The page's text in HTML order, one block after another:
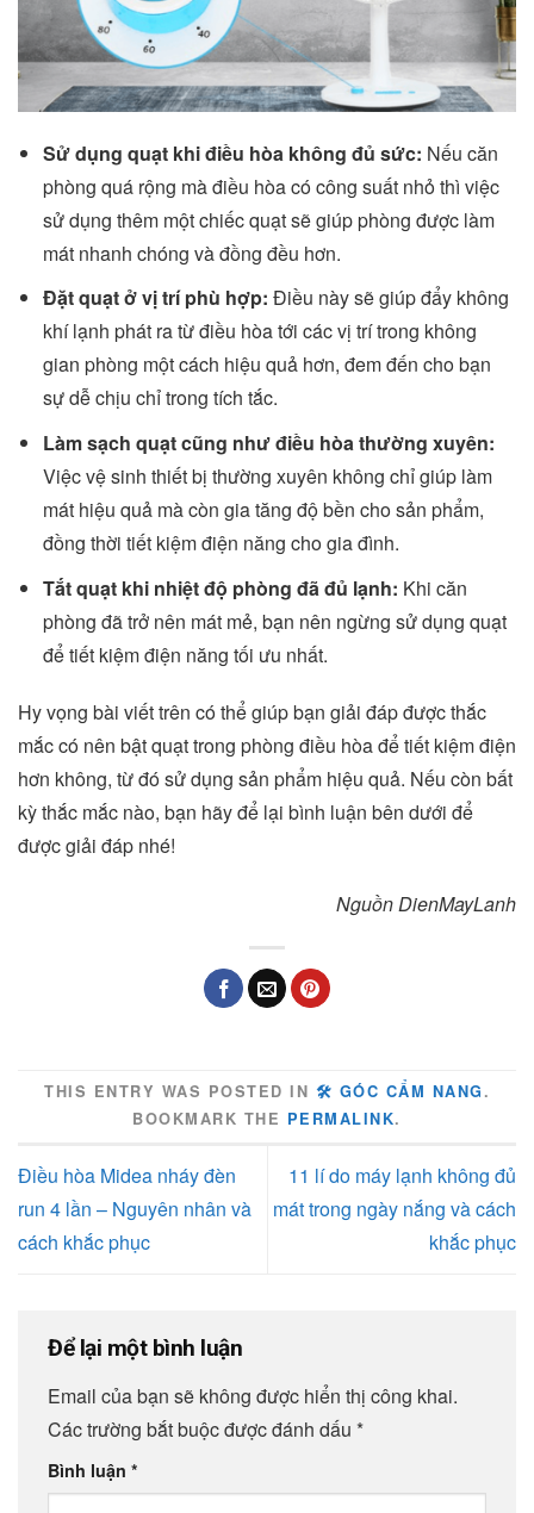
Sử dụng quạt khi điều hòa không đủ sức: Nếu căn
phòng quá rộng mà điều hòa có công suất nhỏ thì việc
sử dụng thêm một chiếc quạt sẽ giúp phòng được làm
mát nhanh chóng và đồng đều hơn.
Đặt quạt ở vị trí phù hợp: Điều này sẽ giúp đẩy không
khí lạnh phát ra từ điều hòa tới các vị trí trong không
gian phòng một cách hiệu quả hơn, đem đến cho bạn
sự dễ chịu chỉ trong tích tắc.
Làm sạch quạt cũng như điều hòa thường xuyên:
Việc vệ sinh thiết bị thường xuyên không chỉ giúp làm
mát hiệu quả mà còn gia tăng độ bền cho sản phẩm,
đồng thời tiết kiệm điện năng cho gia đình.
Tắt quạt khi nhiệt độ phòng đã đủ lạnh: Khi căn
phòng đã trở nên mát mẻ, bạn nên ngừng sử dụng quạt
để tiết kiệm điện năng tối ưu nhất.
Hy vọng bài viết trên có thể giúp bạn giải đáp được thắc
mắc có nên bật quạt trong phòng điều hòa để tiết kiệm điện
hơn không, từ đó sử dụng sản phẩm hiệu quả. Nếu còn bất
kỳ thắc mắc nào, bạn hãy để lại bình luận bên dưới để
được giải đáp nhé!
Nguồn DienMayLanh
THIS ENTRY WAS POSTED IN 🛠️ GÓC CẨM NANG .
BOOKMARK THE PERMALINK.
Điều hòa Midea nháy đèn
run 4 lần – Nguyên nhân và
cách khắc phục
11 lí do máy lạnh không đủ
mát trong ngày nắng và cách
khắc phục
Để lại một bình luận
Email của bạn sẽ không được hiển thị công khai.
Các trường bắt buộc được đánh dấu *
Bình luận *